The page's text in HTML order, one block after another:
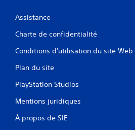
Assistance
Charte de confidentialité
Conditions d'utilisation du site Web
Plan du site
PlayStation Studios
Mentions juridiques
À propos de SIE